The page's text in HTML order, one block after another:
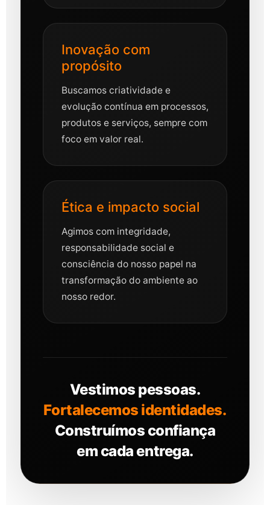
Inovação com
propósito
Buscamos criatividade e
evolução contínua em processos,
produtos e serviços, sempre com
foco em valor real.
Ética e impacto social
Agimos com integridade,
responsabilidade social e
consciência do nosso papel na
transformação do ambiente ao
nosso redor.
Vestimos pessoas.
Fortalecemos identidades.
Construímos confiança
em cada entrega.